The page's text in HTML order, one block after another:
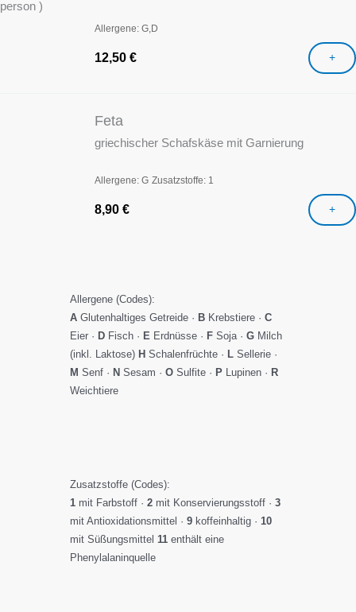
Allergene: G,D
12,50 € +
Feta
griechischer Schafskäse mit Garnierung
Allergene: G Zusatzstoffe: 1
8,90 € +
Allergene (Codes):
A Glutenhaltiges Getreide · B Krebstiere ·C
Eier · D Fisch · E Erdnüsse · F Soja ·G Milch
(inkl. Laktose) H Schalenfrüchte · L Sellerie ·
M Senf · N Sesam ·O Sulfite · P Lupinen · R
Weichtiere
Zusatzstoffe (Codes):
1 mit Farbstoff ·2 mit Konservierungsstoff ·3
mit Antioxidationsmittel · 9 koffeinhaltig · 10
mit Süßungsmittel 11 enthält eine
Phenylalaninquelle